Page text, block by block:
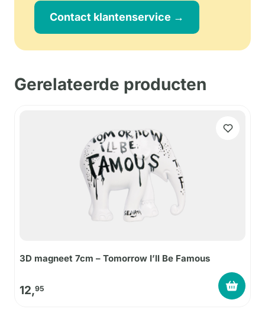
Contact klantenservice →
Gerelateerde producten
3D magneet 7cm – Tomorrow I’ll Be Famous
12,95